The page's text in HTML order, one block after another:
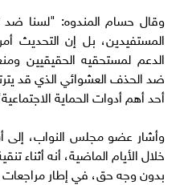
وقال حسام المندوه: "لسنا ضد
المستفيدين، بل إن
الدعم لمستحقيه الحقيقيين
ضد الحذف العشوائي الذي قد
أحد أهم أدوات الحماية
وأشار عضو مجلس النواب، إلى
خلال الأيام الماضية، أنه أثناء
بدون وجه حق، في إطار